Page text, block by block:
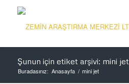
Şunun için etiket arşivi: mini jet
Buradasınız: Anasayfa / mini jet